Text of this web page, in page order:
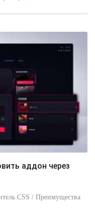
аддон через
CSS / Преимущества